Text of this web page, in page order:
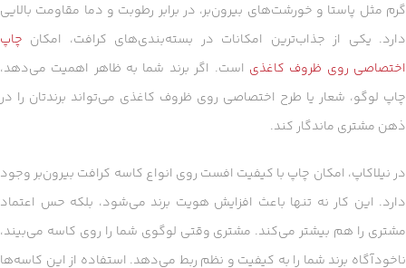
گرم مثل پاستا و خورشت‌های بیرون‌بر، در برابر رطوبت و دما مقاومت بالایی
دارد. یکی از جذاب‌ترین امکانات در بسته‌بندی‌های کرافت، امکان چاپ
اختصاصی روی ظروف کاغذی است. اگر برند شما به ظاهر اهمیت می‌دهد،
چاپ لوگو، شعار یا طرح اختصاصی روی ظروف کاغذی می‌تواند برندتان را در
ذهن مشتری ماندگار کند.
در نیلاکاپ، امکان چاپ با کیفیت افست روی انواع کاسه کرافت بیرون‌بر وجود
دارد. این کار نه تنها باعث افزایش هویت برند می‌شود، بلکه حس اعتماد
مشتری را هم بیشتر می‌کند. مشتری وقتی لوگوی شما را روی کاسه می‌بیند،
ناخودآگاه برند شما را به کیفیت و نظم ربط می‌دهد. استفاده از این کاسه‌ها